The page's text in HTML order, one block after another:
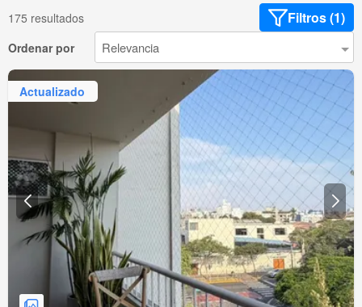
175 resultados Filtros (1)
Ordenar por
Actualizado